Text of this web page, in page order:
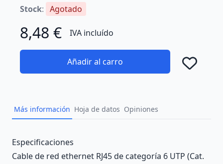
Stock: Agotado
8,48 € IVA incluído
Añadir al carro
Más información Hoja de datos Opiniones
Description
Especificaciones
Cable de red ethernet RJ45 de categoría 6 UTP (Cat.